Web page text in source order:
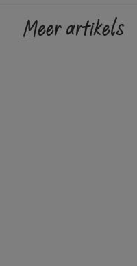
Meer artikels